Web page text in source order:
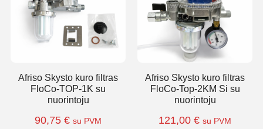
Afriso Skysto kuro filtras
FloCo-TOP-1K su
nuorintoju
90,75 € su PVM
Afriso Skysto kuro filtras
FloCo-Top-2KM Si su
nuorintoju
121,00 € su PVM